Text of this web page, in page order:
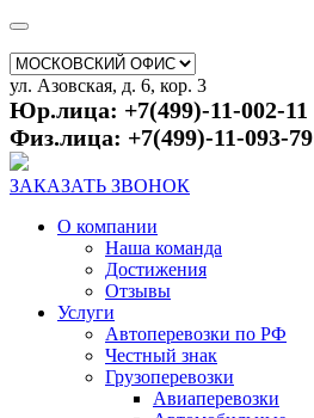
ул. Азовская, д. 6, кор. 3
Юр.лица: +7(499)-11-002-11
Физ.лица: +7(499)-11-093-79
ЗАКАЗАТЬ ЗВОНОК
О компании
Наша команда
Достижения
Отзывы
Услуги
Автоперевозки по РФ
Честный знак
Грузоперевозки
Авиаперевозки